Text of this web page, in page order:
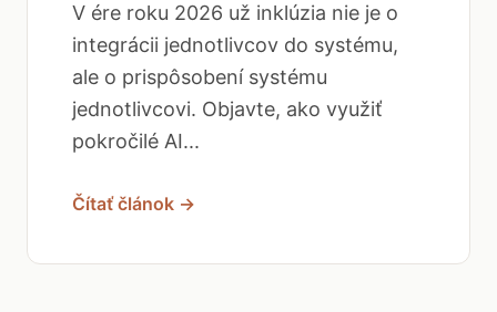
V ére roku 2026 už inklúzia nie je o
integrácii jednotlivcov do systému,
ale o prispôsobení systému
jednotlivcovi. Objavte, ako využiť
pokročilé AI...
Čítať článok →